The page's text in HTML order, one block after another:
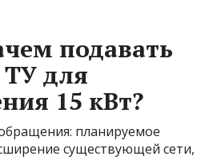
подавать
ТУ для
15 кВт?
планируемое
существующей сети,